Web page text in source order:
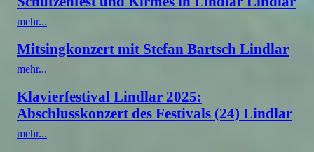
mehr...
Mitsingkonzert mit Stefan Bartsch Lindlar
mehr...
Klavierfestival Lindlar 2025:
Abschlusskonzert des Festivals (24) Lindlar
mehr...